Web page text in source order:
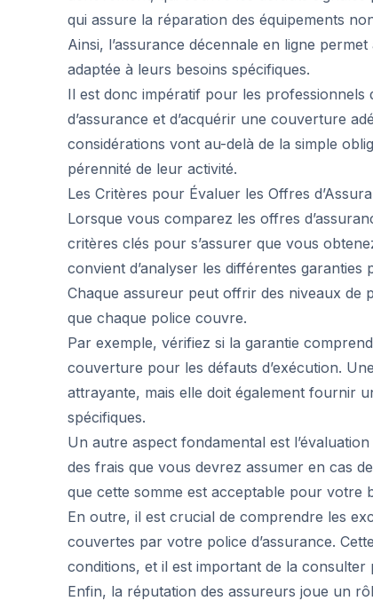
qui assure la réparation des équipements
Ainsi, l’assurance décennale en ligne
adaptée à leurs besoins spécifiques.
Il est donc impératif pour les professionnels
d’assurance et d’acquérir une couverture
considérations vont au-delà de la simple
pérennité de leur activité.
Les Critères pour Évaluer les Offres
Lorsque vous comparez les offres
critères clés pour s’assurer que vous
convient d’analyser les différentes garanties
Chaque assureur peut offrir des niveaux de
que chaque police couvre.
Par exemple, vérifiez si la garantie
couverture pour les défauts d’exécution.
attrayante, mais elle doit également fournir
spécifiques.
Un autre aspect fondamental est
des frais que vous devrez assumer en cas
que cette somme est acceptable pour votre
En outre, il est crucial de comprendre les
couvertes par votre police d’assurance.
conditions, et il est important de la
Enfin, la réputation des assureurs joue un